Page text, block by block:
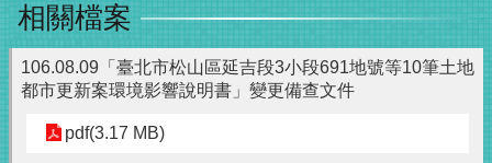
相關檔案
106.08.09「臺北市松山區延吉段3小段691地號等10筆土地
都市更新案環境影響說明書」變更備查文件
pdf(3.17 MB)